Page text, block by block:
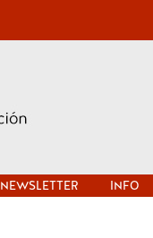
NEWSLETTER INFO